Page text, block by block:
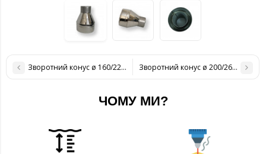
Зворотний конус ø 160/220 нерж / нерж 0,6 ммЗворотний конус ø 200/260 нерж /
ЧОМУ МИ?